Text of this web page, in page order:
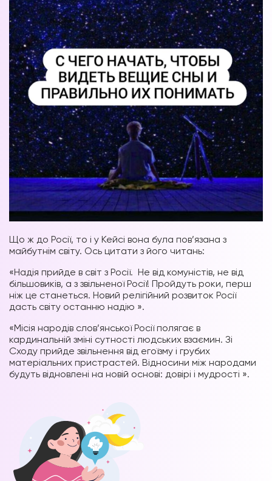
Що ж до Росії, то і у Кейсі вона була пов’язана з
майбутнім світу. Ось цитати з його читань:
«Надія прийде в світ з Росії. Не від комуністів, не від
більшовиків, а з звільненої Росії! Пройдуть роки, перш
ніж це станеться. Новий релігійний розвиток Росії
дасть світу останню надію ».
«Місія народів слов’янської Росії полягає в
кардинальній зміні сутності людських взаємин. Зі
Сходу прийде звільнення від егоїзму і грубих
матеріальних пристрастей. Відносини між народами
будуть відновлені на новій основі: довірі і мудрості ».